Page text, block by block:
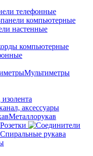
телефонные
компьютерные
настенные
компьютерные
Мультиметры
аксессуары
Металлорукав
Розетки
Спиральные рукава